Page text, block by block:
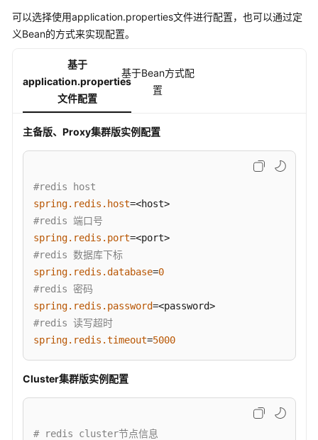
连
接
Redis
实
例
通
过
连
接
Redis
实
例
通
过
NodeJs
连
GeminiDB
Redis
可以选择使用application.properties文件进行配置，也可以通过定
义Bean的方式来实现配置。
基于
application.properties
文件配置
基于Bean方式配
置
主备版、Proxy集群版实例配置
#redis host
spring.redis.host
#redis 端口号
spring.redis.port
#redis 数据库下标
spring.redis.database=0
#redis 密码
spring.redis.password
#redis 读写超时
spring.redis.timeout=5000
Cluster集群版实例配置
# redis cluster节点信息